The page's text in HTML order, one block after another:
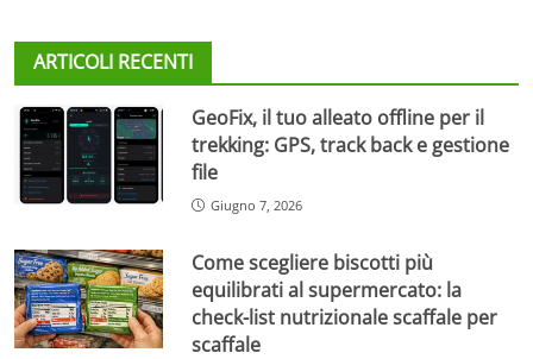
ARTICOLI RECENTI
GeoFix, il tuo alleato offline per il
trekking: GPS, track back e gestione
file
Giugno 7, 2026
Come scegliere biscotti più
equilibrati al supermercato: la
check-list nutrizionale scaffale per
scaffale